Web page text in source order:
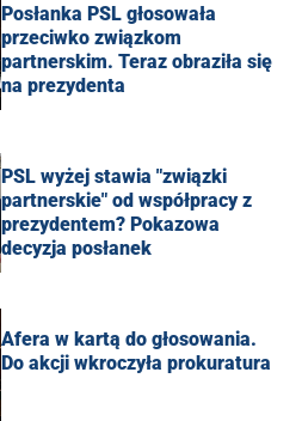
Posłanka PSL głosowała
przeciwko związkom
partnerskim. Teraz obraziła się
na prezydenta
PSL wyżej stawia "związki
partnerskie" od współpracy z
prezydentem? Pokazowa
decyzja posłanek
Afera w kartą do głosowania.
Do akcji wkroczyła prokuratura